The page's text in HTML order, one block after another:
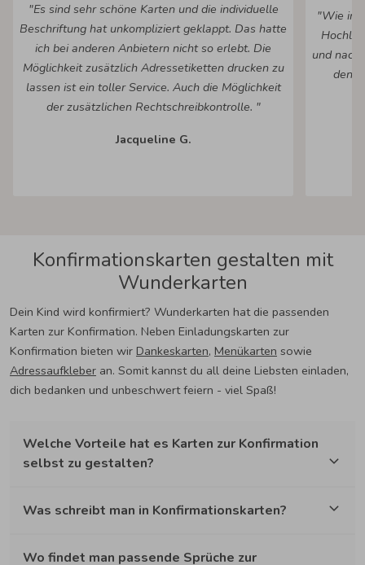
"Es sind sehr schöne Karten und die individuelle
Beschriftung hat unkompliziert geklappt. Das hatte
ich bei anderen Anbietern nicht so erlebt. Die
Möglichkeit zusätzlich Adressetiketten drucken zu
lassen ist ein toller Service. Auch die Möglichkeit
der zusätzlichen Rechtschreibkontrolle. "
Jacqueline G.
"Wie
und nach
den
Konfirmationskarten gestalten mit
Wunderkarten
Dein Kind wird konfirmiert? Wunderkarten hat die passenden
Karten zur Konfirmation. Neben Einladungskarten zur
Konfirmation bieten wir Dankeskarten, Menükarten sowie
Adressaufkleber an. Somit kannst du all deine Liebsten einladen,
dich bedanken und unbeschwert feiern - viel Spaß!
Welche Vorteile hat es Karten zur Konfirmation
selbst zu gestalten?
Was schreibt man in Konfirmationskarten?
Wo findet man passende Sprüche zur